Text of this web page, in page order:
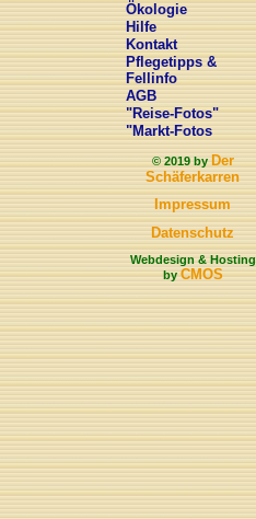
Ökologie
Hilfe
Kontakt
Pflegetipps &
Fellinfo
AGB
"Reise-Fotos"
"Markt-Fotos
© 2019 byDer
Schäferkarren
Impressum
Datenschutz
Webdesign & Hosting
byCMOS